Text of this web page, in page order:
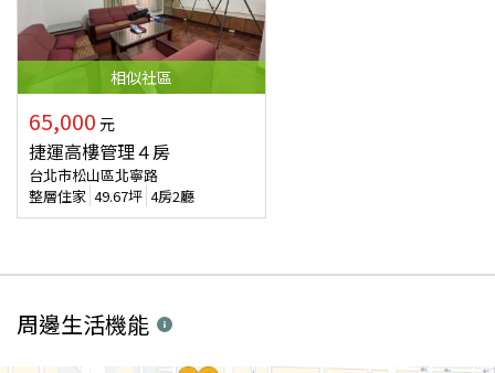
相似社區
65,000 元
捷運高樓管理４房
台北市松山區北寧路
整層住家 49.67坪 4房2廳
周邊生活機能